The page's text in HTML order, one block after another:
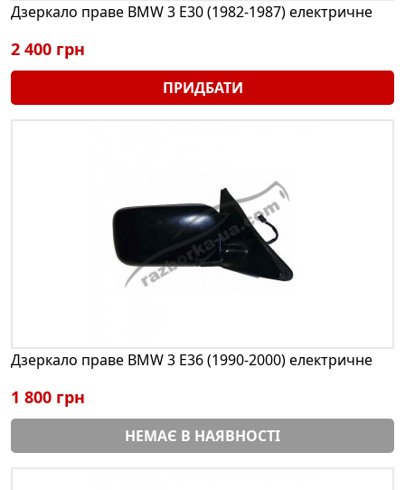
Дзеркало праве BMW 3 E30 (1982-1987) електричне
2 400 грн
ПРИДБАТИ
Дзеркало праве BMW 3 E36 (1990-2000) електричне
1 800 грн
НЕМАЄ В НАЯВНОСТІ